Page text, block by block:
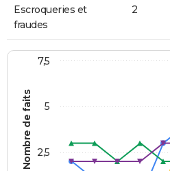
Escroqueries et
fraudes
2
Nombre de faits 2,5
5
7,5